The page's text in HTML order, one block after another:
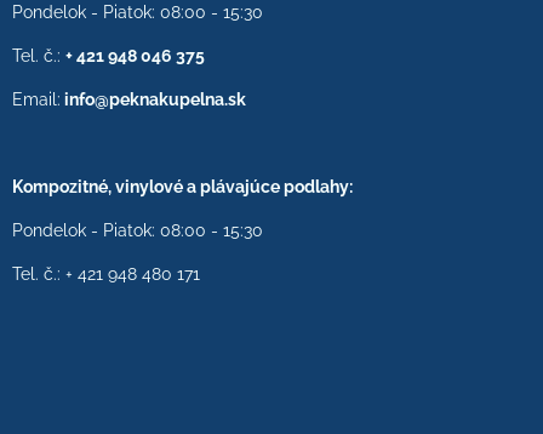
Pondelok - Piatok: 08:00 - 15:30
Tel. č.: + 421 948 046 375
Email: info@peknakupelna.sk
Kompozitné, vinylové a plávajúce podlahy:
Pondelok - Piatok: 08:00 - 15:30
Tel. č.: + 421 948 480 171